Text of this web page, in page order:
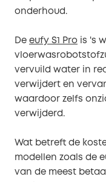
onderhoud.
De eufy S1 Pro is 's
vervuild water in
verwijdert en
waardoor zelfs
verwijderd.
Wat betreft de
modellen zoals de
van de meest